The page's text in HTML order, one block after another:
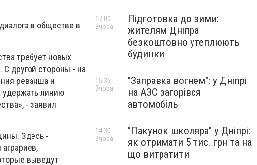
в обществе в
требует новых
другой стороны - на
реванша и
удержать линию
- заявил
Здесь -
выведут
Підготовка до зими:
жителям Дніпра
безкоштовно утеплюють
будинки
17:00
Вчора
"Заправка вогнем": у Дніпрі
на АЗС загорівся
автомобіль
15:35
Вчора
"Пакунок школяра" у Дніпрі:
як отримати 5 тис. грн та на
що витратити
14:30
Вчора